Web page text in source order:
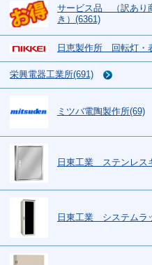
サービス品 （訳あり
き）(6361)
日恵製作所 回転灯・
栄興電器工業所(691)
ミツバ電陶製作所(69)
日東工業 ステンレス
日東工業 システムラ